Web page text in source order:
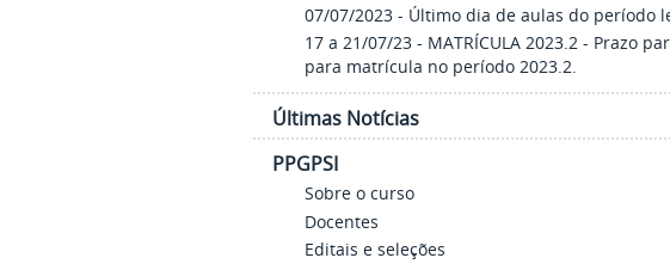
07/07/2023 - Último dia de aulas do período
17 a 21/07/23 - MATRÍCULA 2023.2 - Prazo
para matrícula no período 2023.2.
Últimas Notícias
PPGPSI
Sobre o curso
Docentes
Editais e seleções